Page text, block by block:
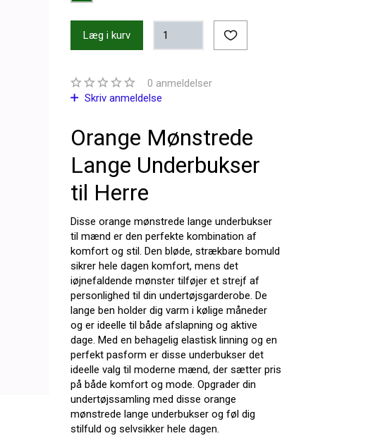
Læg i kurv
0 anmeldelser
Skriv anmeldelse
Orange Mønstrede
Lange Underbukser
til Herre
Disse orange mønstrede lange underbukser
til mænd er den perfekte kombination af
komfort og stil. Den bløde, strækbare bomuld
sikrer hele dagen komfort, mens det
iøjnefaldende mønster tilføjer et strejf af
personlighed til din undertøjsgarderobe. De
lange ben holder dig varm i kølige måneder
og er ideelle til både afslapning og aktive
dage. Med en behagelig elastisk linning og en
perfekt pasform er disse underbukser det
ideelle valg til moderne mænd, der sætter pris
på både komfort og mode. Opgrader din
undertøjssamling med disse orange
mønstrede lange underbukser og føl dig
stilfuld og selvsikker hele dagen.